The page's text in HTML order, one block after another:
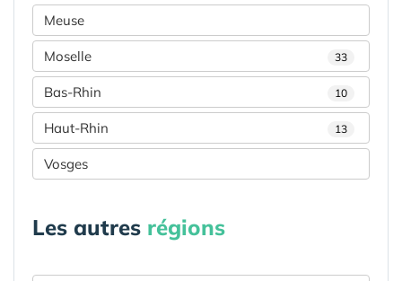
Meuse
Moselle 33
Bas-Rhin 10
Haut-Rhin 13
Vosges
Les autres régions